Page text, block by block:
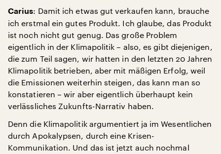
Carius: Damit ich etwas gut verkaufen kann, brauche
ich erstmal ein gutes Produkt. Ich glaube, das Produkt
ist noch nicht gut genug. Das große Problem
eigentlich in der Klimapolitik – also, es gibt diejenigen,
die zum Teil sagen, wir hatten in den letzten 20 Jahren
Klimapolitik betrieben, aber mit mäßigen Erfolg, weil
die Emissionen weiterhin steigen, das kann man so
konstatieren – wir aber eigentlich überhaupt kein
verlässliches Zukunfts-Narrativ haben.
Denn die Klimapolitik argumentiert ja im Wesentlichen
durch Apokalypsen, durch eine Krisen-
Kommunikation. Und das ist jetzt auch nochmal